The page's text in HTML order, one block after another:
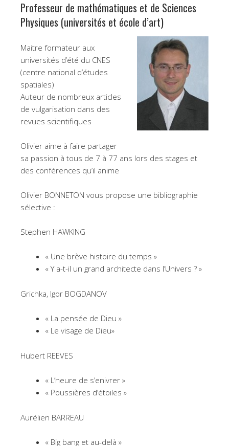
Professeur de mathématiques et de Sciences
Physiques (universités et école d’art)
Maitre formateur aux
universités d’été du CNES
(centre national d’études
spatiales)
Auteur de nombreux articles
de vulgarisation dans des
revues scientifiques
Olivier aime à faire partager
sa passion à tous de 7 à 77 ans lors des stages et
des conférences qu’il anime
Olivier BONNETON vous propose une bibliographie
sélective :
Stephen HAWKING
« Une brève histoire du temps »
« Y a-t-il un grand architecte dans l’Univers ? »
Grichka, Igor BOGDANOV
« La pensée de Dieu »
« Le visage de Dieu»
Hubert REEVES
« L’heure de s’enivrer »
« Poussières d’étoiles »
Aurélien BARREAU
« Big bang et au-delà »